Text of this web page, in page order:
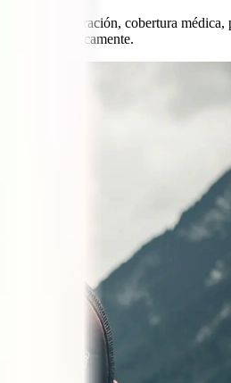
de larga duración, cobertura médica,
económicamente.